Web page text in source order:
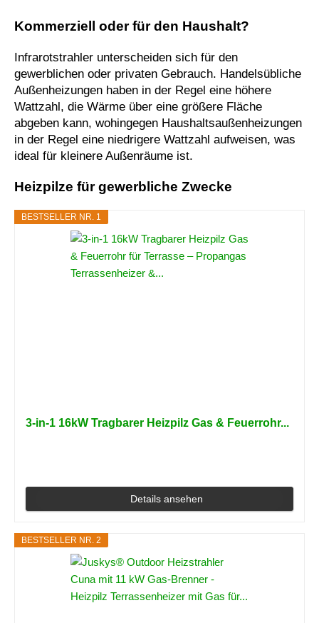
Kommerziell oder für den Haushalt?
Infrarotstrahler unterscheiden sich für den
gewerblichen oder privaten Gebrauch. Handelsübliche
Außenheizungen haben in der Regel eine höhere
Wattzahl, die Wärme über eine größere Fläche
abgeben kann, wohingegen Haushaltsaußenheizungen
in der Regel eine niedrigere Wattzahl aufweisen, was
ideal für kleinere Außenräume ist.
Heizpilze für gewerbliche Zwecke
BESTSELLER NR. 1
3-in-1 16kW Tragbarer Heizpilz Gas & Feuerrohr...
Details ansehen
BESTSELLER NR. 2